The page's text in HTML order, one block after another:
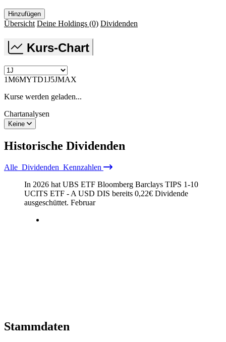
Hinzufügen
Übersicht Deine Holdings (0) Dividenden
Kurs-Chart
1M6MYTD1J5JMAX
Kurse werden geladen...
Chartanalysen
Keine
Historische Dividenden
Alle Dividenden Kennzahlen
In 2026 hat UBS ETF Bloomberg Barclays TIPS 1-10
UCITS ETF - A USD DIS bereits 0,22€ Dividende
ausgeschüttet. Februar
Stammdaten